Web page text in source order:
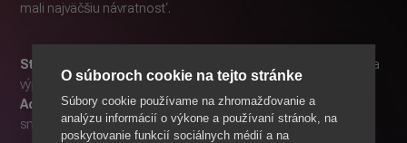
mali najväčšiu návratnosť.
Stratégia Meta Ads:
Kanál Meta, pôvodne využívaný najmä na
výpredaje, sme transformovali pomocou kampane
Advantage+. Vďaka strategickej investícii a dátovej orientácii
sme ho premenili na zdroj dlhodobého rastu.
O súboroch cookie na tejto stránke
Súbory cookie používame na zhromažďovanie a
analýzu informácií o výkone a používaní stránok, na
poskytovanie funkcií sociálnych médií a na